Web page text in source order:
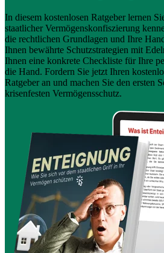
In diesem kostenlosen Ratgeber lernen
staatlicher Vermögenskonfiszierung
die rechtlichen Grundlagen und Ihre
Ihnen bewährte Schutzstrategien mit
Ihnen eine konkrete Checkliste für Ihre
die Hand. Fordern Sie jetzt Ihren
Ratgeber an und machen Sie den ersten
krisenfesten Vermögensschutz.